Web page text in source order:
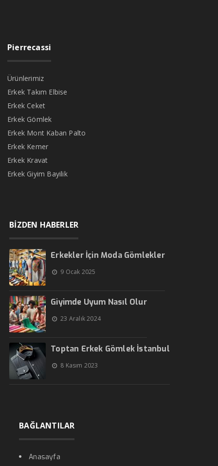
Pierrecassi
Ürünlerimiz
Erkek Takım Elbise
Erkek Ceket
Erkek Gömlek
Erkek Mont Kaban Palto
Erkek Kemer
Erkek Kravat
Erkek Giyim Bayilik
BİZDEN HABERLER
Erkekler İçin Moda Gömlekler
9 Ocak 2025
Giyimde Uyum Nasıl Olur
23 Aralık 2024
Toptan Erkek Gömlek İstanbul
8 Kasım 2023
BAĞLANTILAR
Anasayfa